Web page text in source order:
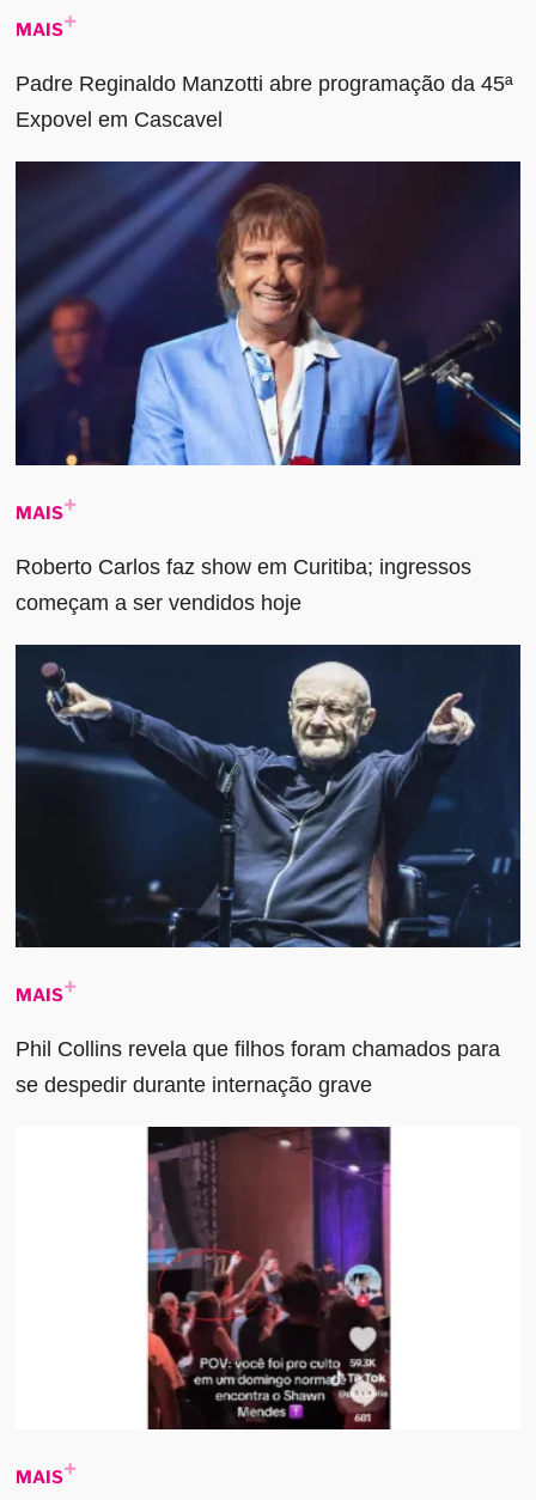
MAIS
Padre Reginaldo Manzotti abre programação da 45ª
Expovel em Cascavel
MAIS
Roberto Carlos faz show em Curitiba; ingressos
começam a ser vendidos hoje
MAIS
Phil Collins revela que filhos foram chamados para
se despedir durante internação grave
MAIS